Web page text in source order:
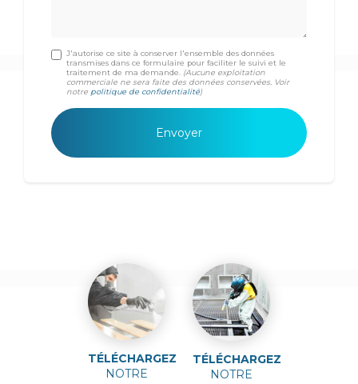
J'autorise ce site à conserver l'ensemble des données
transmises dans ce formulaire pour faciliter le suivi et le
traitement de ma demande. (Aucune exploitation
commerciale ne sera faite des données conservées. Voir
notre politique de confidentialité)
TÉLÉCHARGEZ
NOTRE
TÉLÉCHARGEZ
NOTRE